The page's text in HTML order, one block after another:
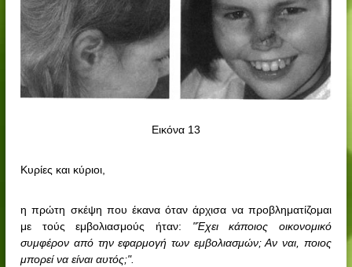
Εικόνα 13
Κυρίες και κύριοι,
η πρώτη σκέψη που έκανα όταν άρχισα να προβληματίζομαι
με τούς εμβολιασμούς ήταν: "Έχει κάποιος οικονομικό
συμφέρον από την εφαρμογή των εμβολιασμών; Αν ναι, ποιος
μπορεί να είναι αυτός;".